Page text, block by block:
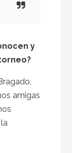
y
amigas